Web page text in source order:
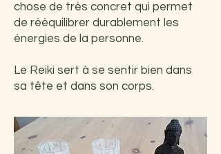
chose de très concret qui permet
de rééquilibrer durablement les
énergies de la personne.
Le Reiki sert à se sentir bien dans
sa tête et dans son corps.